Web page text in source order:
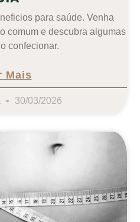
para saúde. Venha
comum e descubra algumas
confecionar.
Mais
30/03/2026